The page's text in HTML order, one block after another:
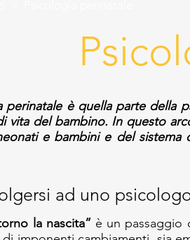
perinatale è quella parte
vita del bambino. In questo
e bambini e del
ad uno
la nascita”è un passaggio